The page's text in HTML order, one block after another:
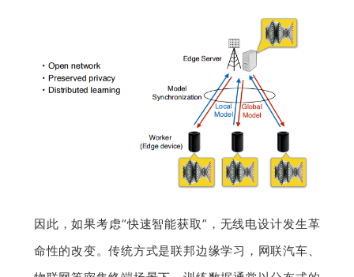
因此，如果考虑“快速智能获取”，无线电设计发生革
命性的改变。传统方式是联邦边缘学习，网联汽车、